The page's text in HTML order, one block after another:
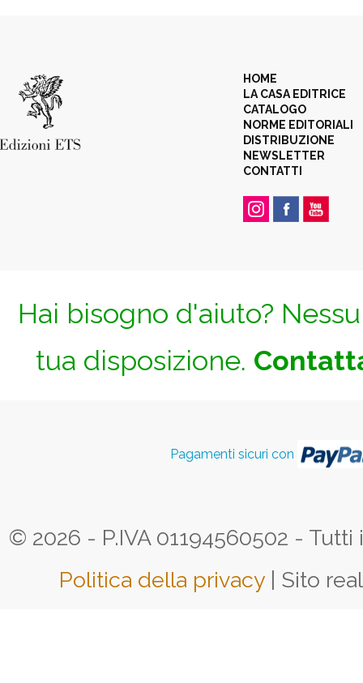
HOME
LA CASA EDITRICE
CATALOGO
NORME EDITORIALI
DISTRIBUZIONE
NEWSLETTER
CONTATTI
Hai bisogno d'aiuto?
tua disposizione.
Pagamenti sicuri con
© 2026 - P.IVA 01194560502 -
Politica della privacy | Sito